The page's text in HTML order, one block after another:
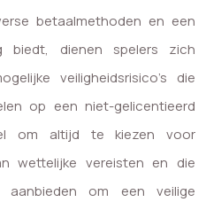
betaalmethoden en een
biedt, dienen spelers zich
veiligheidsrisico’s die
op een niet-gelicentieerd
om altijd te kiezen voor
wettelijke vereisten en die
aanbieden om een veilige